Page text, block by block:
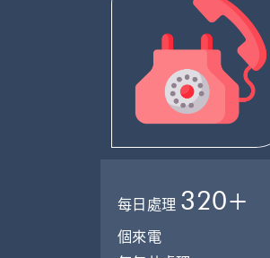
每日處理 320+
個來電